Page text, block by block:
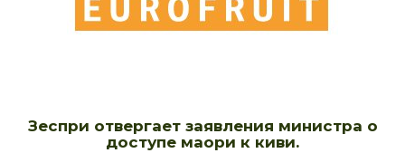
Зеспри отвергает заявления министра о
доступе маори к киви.